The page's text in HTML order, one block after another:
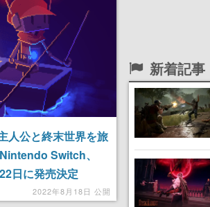
人公と終末世界を旅
Switch、
日に発売決定
2022年8月18日 公開
新着記事